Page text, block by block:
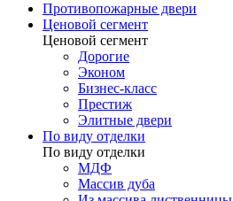
Противопожарные двери
Ценовой сегмент
Ценовой сегмент
Дорогие
Эконом
Бизнес-класс
Престиж
Элитные двери
По виду отделки
По виду отделки
МДФ
Массив дуба